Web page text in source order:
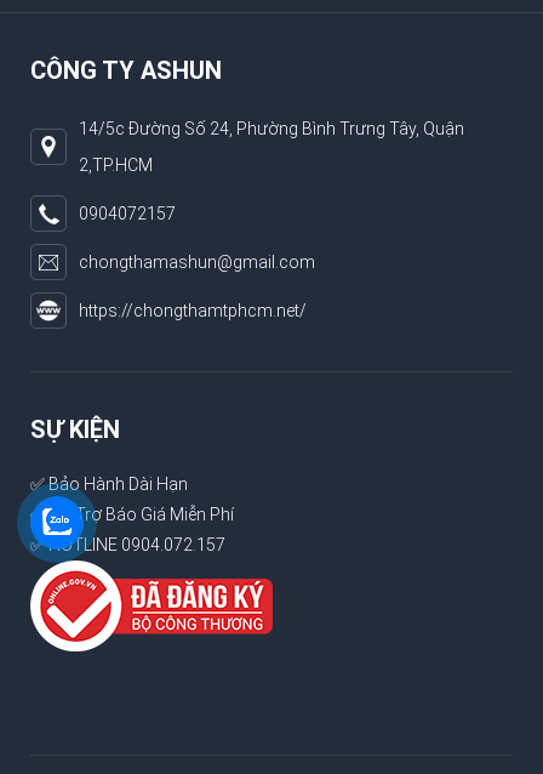
CÔNG TY ASHUN
14/5c Đường Số 24, Phường Bình Trưng Tây, Quận
2,TP.HCM
0904072157
chongthamashun@gmail.com
https://chongthamtphcm.net/
SỰ KIỆN
✅ Bảo Hành Dài Hạn
✅ Hỗ Trợ Báo Giá Miễn Phí
✅ HOTLINE 0904.072.157